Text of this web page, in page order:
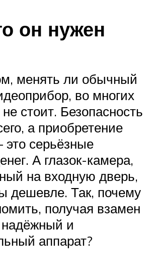
он нужен
менять ли обычный
во многих
стоит. Безопасность
а приобретение
серьёзные
А глазок-камера,
на входную дверь,
дешевле. Так, почему
получая взамен
надёжный и
аппарат?